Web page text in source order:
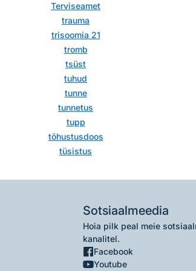
Terviseamet
trauma
trisoomia 21
tromb
tsüst
tuhud
tunne
tunnetus
tupp
tõhustusdoos
tüsistus
Sotsiaalmeedia
Hoia pilk peal meie
kanalitel.
Facebook
Youtube